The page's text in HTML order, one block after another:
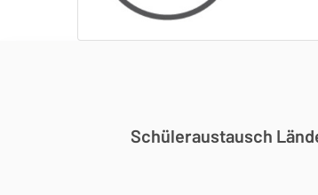
Schüleraustausch